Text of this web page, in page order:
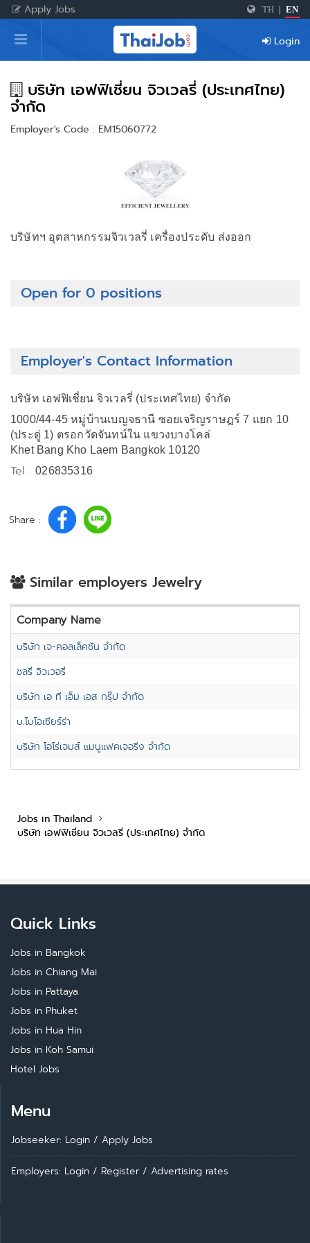
Apply Jobs TH EN
Home
Login
Register
Login
บริษัท เอฟฟิเชี่ยน จิวเวลรี่ (ประเทศไทย)
จำกัด
Employer's Code : EM15060772
บริษัทฯ อุตสาหกรรมจิวเวลรี่ เครื่องประดับ ส่งออก
Open for 0 positions
Employer's Contact Information
บริษัท เอฟฟิเชี่ยน จิวเวลรี่ (ประเทศไทย) จำกัด
1000/44-45 หมู่บ้านเบญจธานี ซอยเจริญราษฎร์ 7 แยก 10
(ประดู่ 1) ตรอกวัดจันทน์ใน แขวงบางโคล่
Khet Bang Kho Laem Bangkok 10120
Tel :026835316
Share :
Similar employers Jewelry
Company Name
บริษัท เจ-คอลเล็คชัน จำกัด
ชลรี่ จิวเวอรี่
บริษัท เอ ที เอ็ม เอส กรุ๊ป จำกัด
บ.ไบโอเซียร์ร่า
บริษัท โอโร่เจมส์ แมนูแฟคเจอริ่ง จำกัด
Jobs in Thailand
บริษัท เอฟฟิเชี่ยน จิวเวลรี่ (ประเทศไทย) จำกัด
Quick Links
Jobs in Bangkok
Jobs in Chiang Mai
Jobs in Pattaya
Jobs in Phuket
Jobs in Hua Hin
Jobs in Koh Samui
Hotel Jobs
Menu
Jobseeker: Login / Apply Jobs
Employers: Login / Register / Advertising rates